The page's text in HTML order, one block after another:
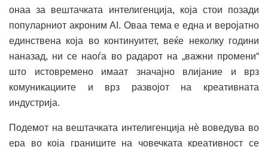
онаа за вештачката интелигенција, која стои позади
популарниот акроним AI. Оваа тема е една и веројатно
единствена која во континуитет, веќе неколку години
наназад, ни се наоѓа во радарот на „важни промени“
што истовремено имаат значајно влијание и врз
комуникациите и врз развојот на креативната
индустрија.
Подемот на вештачката интелигенција нѐ воведува во
ера во која границите на човечката креативност се